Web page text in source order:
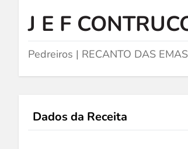
J E F
Pedreiros | RECANTO DAS
Dados da Receita